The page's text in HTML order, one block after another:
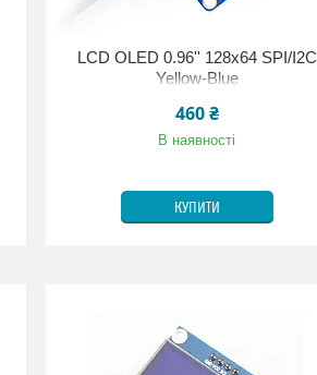
LCD OLED 0.96'' 128x64 SPI/I2C
Yellow-Blue
460 ₴
В наявності
КУПИТИ